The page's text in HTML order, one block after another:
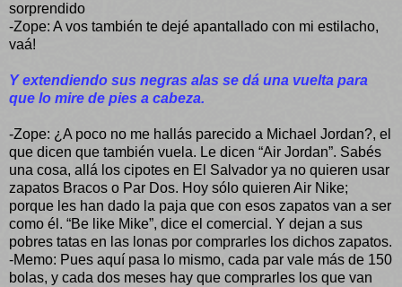
sorprendido
-Zope: A vos también te dejé apantallado con mi estilacho,
vaá!
Y extendiendo sus negras alas se dá una vuelta para
que lo mire de pies a cabeza.
-Zope: ¿A poco no me hallás parecido a Michael Jordan?, el
que dicen que también vuela. Le dicen “Air Jordan”. Sabés
una cosa, allá los cipotes en El Salvador ya no quieren usar
zapatos Bracos o Par Dos. Hoy sólo quieren Air Nike;
porque les han dado la paja que con esos zapatos van a ser
como él. “Be like Mike”, dice el comercial. Y dejan a sus
pobres tatas en las lonas por comprarles los dichos zapatos.
-Memo: Pues aquí pasa lo mismo, cada par vale más de 150
bolas, y cada dos meses hay que comprarles los que van